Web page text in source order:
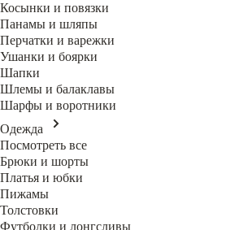
Косынки и повязки
Панамы и шляпы
Перчатки и варежки
Ушанки и боярки
Шапки
Шлемы и балаклавы
Шарфы и воротники
Одежда
Посмотреть все
Брюки и шорты
Платья и юбки
Пижамы
Толстовки
Футболки и лонгсливы